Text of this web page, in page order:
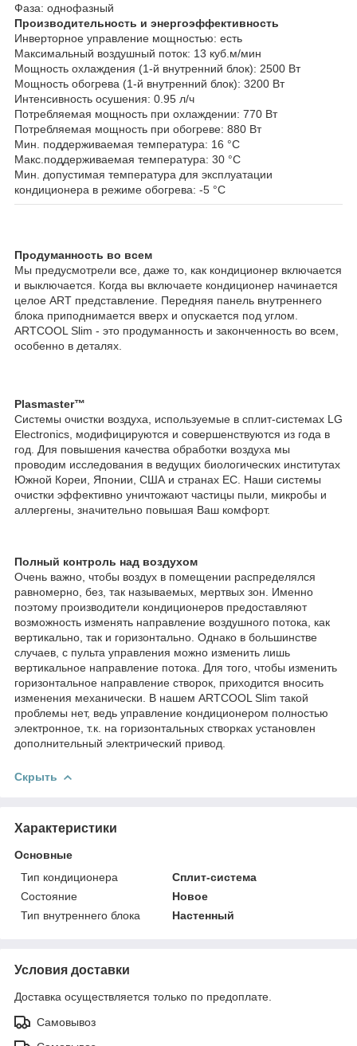
Фаза: однофазный
Производительность и энергоэффективность
Инверторное управление мощностью: есть
Максимальный воздушный поток: 13 куб.м/мин
Мощность охлаждения (1-й внутренний блок): 2500 Вт
Мощность обогрева (1-й внутренний блок): 3200 Вт
Интенсивность осушения: 0.95 л/ч
Потребляемая мощность при охлаждении: 770 Вт
Потребляемая мощность при обогреве: 880 Вт
Мин. поддерживаемая температура: 16 °С
Макс.поддерживаемая температура: 30 °С
Мин. допустимая температура для эксплуатации
кондиционера в режиме обогрева: -5 °С
Продуманность во всем
Мы предусмотрели все, даже то, как кондиционер включается
и выключается. Когда вы включаете кондиционер начинается
целое ART представление. Передняя панель внутреннего
блока приподнимается вверх и опускается под углом.
ARTCOOL Slim - это продуманность и законченность во всем,
особенно в деталях.
Plasmaster™
Системы очистки воздуха, используемые в сплит-системах LG
Electronics, модифицируются и совершенствуются из года в
год. Для повышения качества обработки воздуха мы
проводим исследования в ведущих биологических институтах
Южной Кореи, Японии, США и странах ЕС. Наши системы
очистки эффективно уничтожают частицы пыли, микробы и
аллергены, значительно повышая Ваш комфорт.
Полный контроль над воздухом
Очень важно, чтобы воздух в помещении распределялся
равномерно, без, так называемых, мертвых зон. Именно
поэтому производители кондиционеров предоставляют
возможность изменять направление воздушного потока, как
вертикально, так и горизонтально. Однако в большинстве
случаев, с пульта управления можно изменить лишь
вертикальное направление потока. Для того, чтобы изменить
горизонтальное направление створок, приходится вносить
изменения механически. В нашем ARTCOOL Slim такой
проблемы нет, ведь управление кондиционером полностью
электронное, т.к. на горизонтальных створках установлен
дополнительный электрический привод.
Скрыть
Характеристики
Основные
Тип кондиционера
Сплит-система
Состояние
Новое
Тип внутреннего блока
Настенный
Условия доставки
Доставка осуществляется только по предоплате.
Самовывоз